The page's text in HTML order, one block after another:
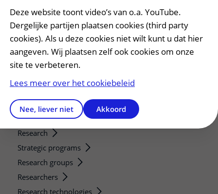
Wijzigen patiëntgegevens
Opvragen kopie dossier
Bezoektijden
Onze opleidingen
De Nieuwe Utrechtse School
Stage en opleidingsplaatsen
Research
Strategic programs
Research groups
Researchers
Research technologies
Deze website toont video’s van o.a. YouTube.
Dergelijke partijen plaatsen cookies (third party
cookies). Als u deze cookies niet wilt kunt u dat hier
aangeven. Wij plaatsen zelf ook cookies om onze
site te verbeteren.
Lees meer over het cookiebeleid
Nee, liever niet Akkoord